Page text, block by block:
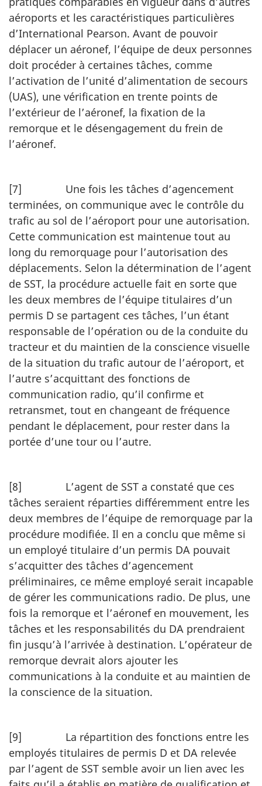
aéroports et les caractéristiques particulières
d’International Pearson. Avant de pouvoir
déplacer un aéronef, l’équipe de deux personnes
doit procéder à certaines tâches, comme
l’activation de l’unité d’alimentation de secours
(UAS), une vérification en trente points de
l’extérieur de l’aéronef, la fixation de la
remorque et le désengagement du frein de
l’aéronef.
[7] Une fois les tâches d’agencement
terminées, on communique avec le contrôle du
trafic au sol de l’aéroport pour une autorisation.
Cette communication est maintenue tout au
long du remorquage pour l’autorisation des
déplacements. Selon la détermination de l’agent
de SST, la procédure actuelle fait en sorte que
les deux membres de l’équipe titulaires d’un
permis D se partagent ces tâches, l’un étant
responsable de l’opération ou de la conduite du
tracteur et du maintien de la conscience visuelle
de la situation du trafic autour de l’aéroport, et
l’autre s’acquittant des fonctions de
communication radio, qu’il confirme et
retransmet, tout en changeant de fréquence
pendant le déplacement, pour rester dans la
portée d’une tour ou l’autre.
[8] L’agent de SST a constaté que ces
tâches seraient réparties différemment entre les
deux membres de l’équipe de remorquage par la
procédure modifiée. Il en a conclu que même si
un employé titulaire d’un permis DA pouvait
s’acquitter des tâches d’agencement
préliminaires, ce même employé serait incapable
de gérer les communications radio. De plus, une
fois la remorque et l’aéronef en mouvement, les
tâches et les responsabilités du DA prendraient
fin jusqu’à l’arrivée à destination. L’opérateur de
remorque devrait alors ajouter les
communications à la conduite et au maintien de
la conscience de la situation.
[9] La répartition des fonctions entre les
employés titulaires de permis D et DA relevée
par l’agent de SST semble avoir un lien avec les